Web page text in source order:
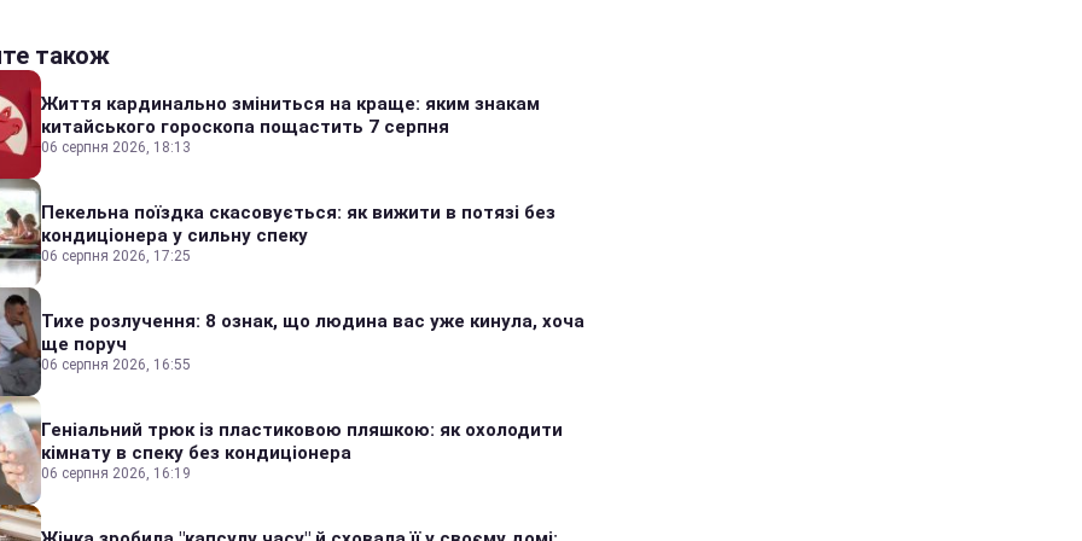
також
Життя кардинально зміниться на краще: яким знакам
китайського гороскопа пощастить 7 серпня
06 серпня 2026, 18:13
Пекельна поїздка скасовується: як вижити в потязі без
кондиціонера у сильну спеку
06 серпня 2026, 17:25
Тихе розлучення: 8 ознак, що людина вас уже кинула, хоча
ще поруч
06 серпня 2026, 16:55
Геніальний трюк із пластиковою пляшкою: як охолодити
кімнату в спеку без кондиціонера
06 серпня 2026, 16:19